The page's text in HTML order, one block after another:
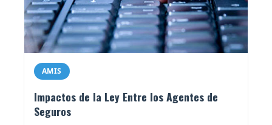
AMIS
Impactos de la Ley Entre los Agentes de
Seguros